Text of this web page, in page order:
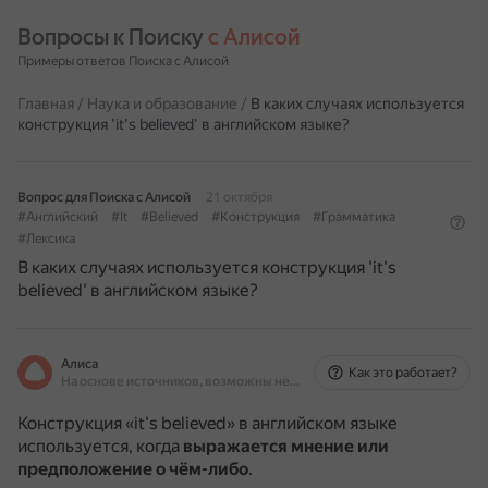
Вопросы к Поиску с Алисой
Примеры ответов Поиска с Алисой
Главная / Наука и образование / В каких случаях используется
конструкция 'it's believed' в английском языке?
Вопрос для Поиска с Алисой
21 октября
#Английский
#It #Believed #Конструкция
#Грамматика
#Лексика
В каких случаях используется конструкция 'it's
believed' в английском языке?
Алиса
На основе источников, возможны неточности
Как это работает?
Конструкция «it's believed» в английском языке
используется, когда выражается мнение или
предположение о чём-либо.